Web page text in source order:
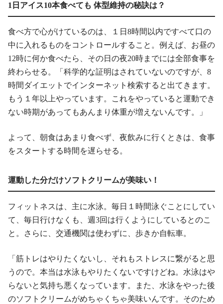
1日アイス10本食べても 体型維持の秘訣は？
食べ方で心がけているのは、１日8時間以内ですべて口の
中に入れるものをコントロールすること。例えば、お昼の
12時に何か食べたら、その日の夜20時までには全部食事を
終わらせる。「科学的な証明はされていないのですが、8
時間ダイエットでインターネット検索すると出てきます。
もう１年以上やっています。これをやっていると運動でき
ない時期があってもあんまり体重が増えないんです。」
よって、朝食はあまり食べず、夜飲みに行くときは、食事
をスタートする時間を遅らせる。
運動した分だけソフトクリームが美味い！
フィットネスは、主に水泳。毎日１時間泳ぐことにしてい
て、毎日行けなくも、週3回は行くようにしているとのこ
と。さらに、交通機関は使わずに、歩きか自転車。
「筋トレはやりたくないし、それもストレスに繋がると思
うので。本当は水泳もやりたくないですけどね。水泳はや
らないと気持ち悪くなっています。また、水泳をやった後
のソフトクリームがめちゃくちゃ美味いんです。そのため